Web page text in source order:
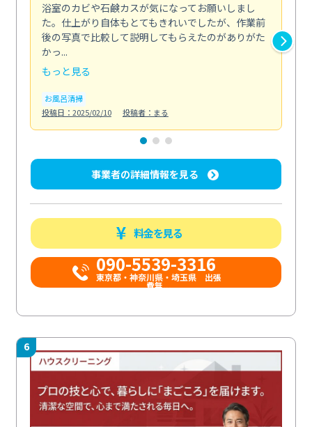
浴室のカビや石鹸カスが気になってお願いしまし
た。仕上がり自体もとてもきれいでしたが、作業前
後の写真で比較して説明してもらえたのがありがた
かっ...
もっと見る
お風呂清掃
投稿日：2025/02/10
投稿者：まる
事業者の詳細情報を見る
料金を見る
090-5539-3316
​東京都・神奈川県・埼玉県 出張
費無...
6